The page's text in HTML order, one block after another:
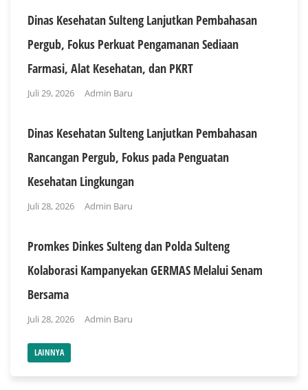
Dinas Kesehatan Sulteng Lanjutkan Pembahasan
Pergub, Fokus Perkuat Pengamanan Sediaan
Farmasi, Alat Kesehatan, dan PKRT
Juli 29, 2026 Admin Baru
Dinas Kesehatan Sulteng Lanjutkan Pembahasan
Rancangan Pergub, Fokus pada Penguatan
Kesehatan Lingkungan
Juli 28, 2026 Admin Baru
Promkes Dinkes Sulteng dan Polda Sulteng
Kolaborasi Kampanyekan GERMAS Melalui Senam
Bersama
Juli 28, 2026 Admin Baru
LAINNYA